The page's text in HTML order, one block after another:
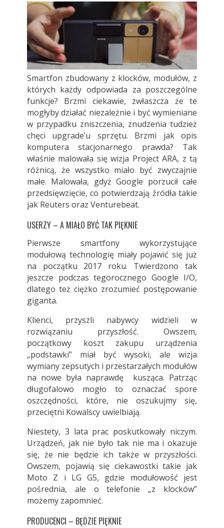
Smartfon zbudowany z klocków, modułów, z
których każdy odpowiada za poszczególne
funkcje? Brzmi ciekawie, zwłaszcza że te
mogłyby działać niezależnie i być wymieniane
w przypadku zniszczenia, znudzenia tudzież
chęci upgrade’u sprzętu. Brzmi jak opis
komputera stacjonarnego prawda? Tak
właśnie malowała się wizja Project ARA, z tą
różnicą, że wszystko miało być zwyczajnie
małe. Malowała, gdyż Google porzucił całe
przedsięwzięcie, co potwierdzają źródła takie
jak Reuters oraz Venturebeat.
USERZY – A MIAŁO BYĆ TAK PIĘKNIE
Pierwsze smartfony wykorzystujące
modułową technologię miały pojawić się już
na początku 2017 roku. Twierdzono tak
jeszcze podczas tegorocznego Google I/O,
dlatego też ciężko zrozumieć postępowanie
giganta.
Klienci, przyszli nabywcy widzieli w
rozwiązaniu przyszłość. Owszem,
początkowy koszt zakupu urządzenia
„podstawki” miał być wysoki, ale wizja
wymiany zepsutych i przestarzałych modułów
na nowe była naprawdę kusząca. Patrząc
długofalowo mogło to oznaczać spore
oszczędności, które, nie oszukujmy się,
przeciętni Kowalscy uwielbiają.
Niestety, 3 lata prac poskutkowały niczym.
Urządzeń, jak nie było tak nie ma i okazuje
się, że nie będzie ich także w przyszłości.
Owszem, pojawią się ciekawostki takie jak
Moto Z i LG G5, gdzie modułowość jest
pośrednia, ale o telefonie „z klocków”
możemy zapomnieć.
PRODUCENCI – BĘDZIE PIĘKNIE